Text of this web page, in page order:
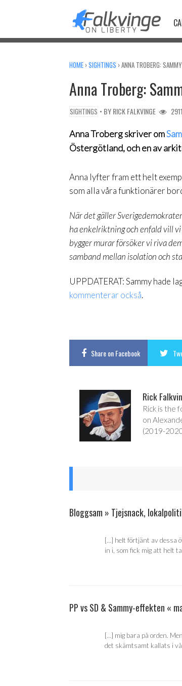
HOME ›SIGHTINGS ›ANNA TROBERG:
Anna Troberg:
SIGHTINGS • BYRICK FALKVINGE 2911
Anna Troberg skriver om
Östergötland, och en av
Anna lyfter fram ett helt
som alla våra funktionärer
När det gäller
ha enkelriktning och enfald vill
bygger murar försöker vi riva
samband mellan isolation och
UPPDATERAT: Sammy hade
kommenterar också.
Shareon Facebook
Rick
Rick is the
on
(2019-
Bloggsam » Tjejsnack,
[…] helt förtjänt av dessa
in i, som fick mig att helt
PP vs SD & Sammy-effekten «
[…] mig bara på orden.
det skämtsamt kallats i